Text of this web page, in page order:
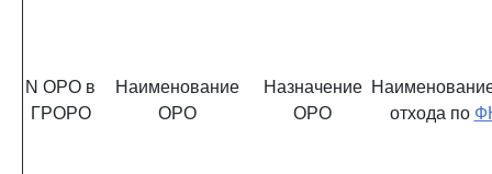
N ОРО в
ГРОРО
Наименование
ОРО
Назначение
ОРО
отхода по